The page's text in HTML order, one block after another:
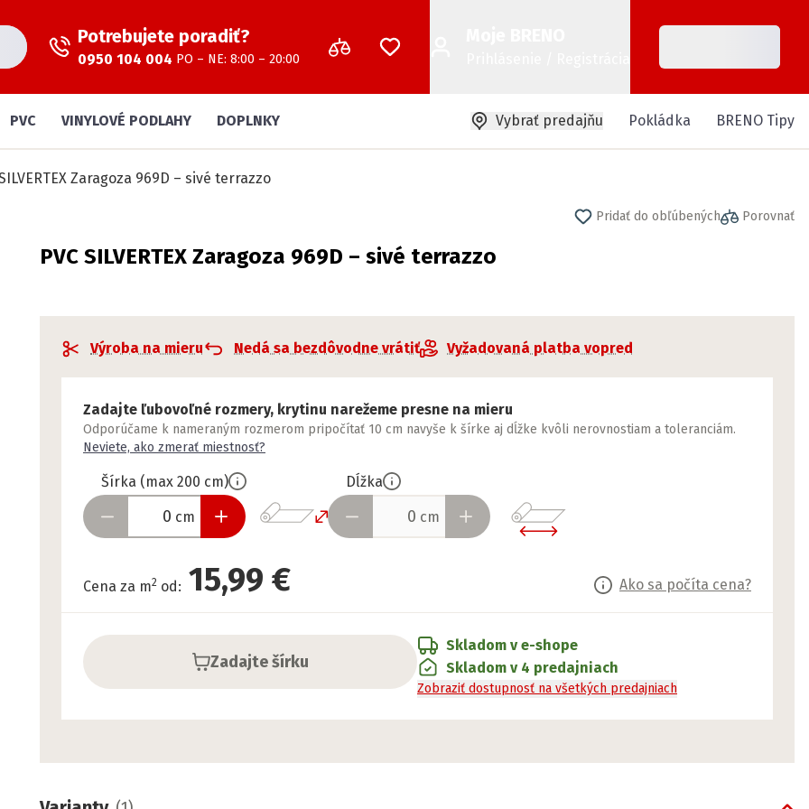
Potrebujete poradiť?
0950 104 004 PO – NE: 8:00 – 20:00
PVC VINYLOVÉ PODLAHY DOPLNKY Vybrať predajňu Pokládka BRENO Tipy
Zaragoza 969D – sivé terrazzo
Pridať do obľúbených Porovnať
PVC SILVERTEX Zaragoza 969D – sivé terrazzo
Výroba na mieru Nedá sa bezdôvodne vrátiť Vyžadovaná platba vopred
Zadajte ľubovoľné rozmery, krytinu narežeme presne na mieru
Odporúčame k nameraným rozmerom pripočítať 10 cm navyše k šírke aj dĺžke kvôli nerovnostiam a toleranciám.
Neviete, ako zmerať miestnosť?
Šírka (max 200 cm)
cm
Dĺžka
cm
Cena za m2 od: 15,99 € Ako sa počíta cena?
Zadajte šírku
Skladom v e-shope
Skladom v 4 predajniach
Zobraziť dostupnosť na všetkých predajniach